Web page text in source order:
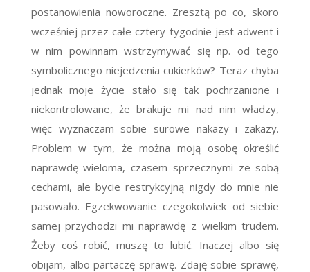
postanowienia noworoczne. Zresztą po co, skoro
wcześniej przez całe cztery tygodnie jest adwent i
w nim powinnam wstrzymywać się np. od tego
symbolicznego niejedzenia cukierków? Teraz chyba
jednak moje życie stało się tak pochrzanione i
niekontrolowane, że brakuje mi nad nim władzy,
więc wyznaczam sobie surowe nakazy i zakazy.
Problem w tym, że można moją osobę określić
naprawdę wieloma, czasem sprzecznymi ze sobą
cechami, ale bycie restrykcyjną nigdy do mnie nie
pasowało. Egzekwowanie czegokolwiek od siebie
samej przychodzi mi naprawdę z wielkim trudem.
Żeby coś robić, muszę to lubić. Inaczej albo się
obijam, albo partaczę sprawę. Zdaję sobie sprawę,